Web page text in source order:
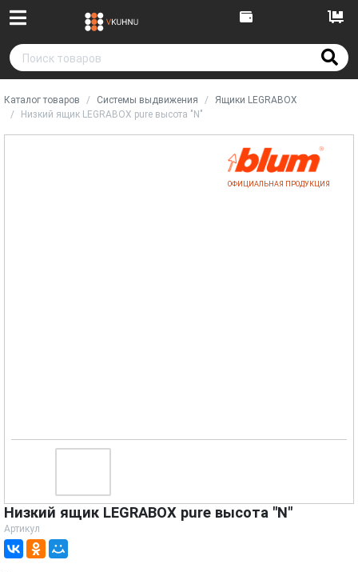
Каталог товаров Системы выдвижения
Ящики LEGRABOX
Низкий ящик LEGRABOX pure высота "N"
ОФИЦИАЛЬНАЯ ПРОДУКЦИЯ
Низкий ящик LEGRABOX pure высота "N"
Артикул